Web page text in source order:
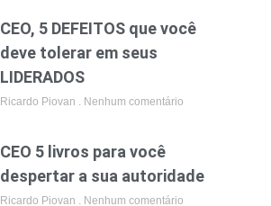
CEO, 5 DEFEITOS que você
deve tolerar em seus
LIDERADOS
Ricardo Piovan Nenhum comentário
CEO 5 livros para você
despertar a sua autoridade
Ricardo Piovan Nenhum comentário